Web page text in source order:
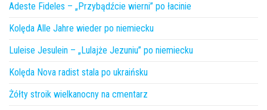
Adeste Fideles – „Przybądźcie wierni” po łacinie
Kolęda Alle Jahre wieder po niemiecku
Luleise Jesulein – „Lulajże Jezuniu” po niemiecku
Kolęda Nova radist stala po ukraińsku
Żółty stroik wielkanocny na cmentarz